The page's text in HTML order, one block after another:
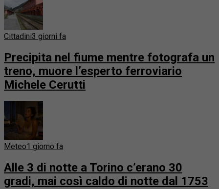
Cittadini3 giorni fa
Precipita nel fiume mentre fotografa un
treno, muore l’esperto ferroviario
Michele Cerutti
Meteo1 giorno fa
Alle 3 di notte a Torino c’erano 30
gradi, mai così caldo di notte dal 1753